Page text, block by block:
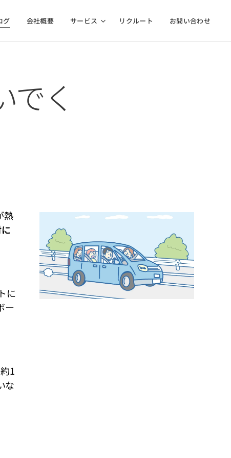
グ 会社概要 サービス リクルート お問い合わせ
でく
熱
に
ー
1
な